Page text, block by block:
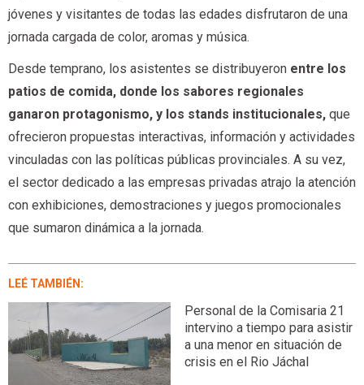
jóvenes y visitantes de todas las edades disfrutaron de una
jornada cargada de color, aromas y música.
Desde temprano, los asistentes se distribuyeron entre los
patios de comida, donde los sabores regionales
ganaron protagonismo, y los stands institucionales, que
ofrecieron propuestas interactivas, información y actividades
vinculadas con las políticas públicas provinciales. A su vez,
el sector dedicado a las empresas privadas atrajo la atención
con exhibiciones, demostraciones y juegos promocionales
que sumaron dinámica a la jornada.
LEÉ TAMBIÉN:
Personal de la Comisaria 21
intervino a tiempo para asistir
a una menor en situación de
crisis en el Rio Jáchal